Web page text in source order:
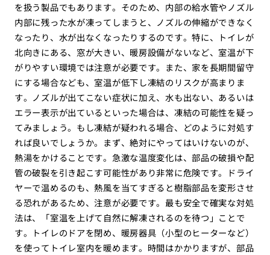
を扱う製品でもあります。そのため、内部の給水管やノズル
内部に残った水が凍ってしまうと、ノズルの伸縮ができなく
なったり、水が出なくなったりするのです。特に、トイレが
北向きにある、窓が大きい、暖房設備がないなど、室温が下
がりやすい環境では注意が必要です。また、家を長期間留守
にする場合なども、室温が低下し凍結のリスクが高まりま
す。ノズルが出てこない症状に加え、水も出ない、あるいは
エラー表示が出ているといった場合は、凍結の可能性を疑っ
てみましょう。もし凍結が疑われる場合、どのように対処す
れば良いでしょうか。まず、絶対にやってはいけないのが、
熱湯をかけることです。急激な温度変化は、部品の破損や配
管の破裂を引き起こす可能性があり非常に危険です。ドライ
ヤーで温めるのも、熱風を当てすぎると樹脂部品を変形させ
る恐れがあるため、注意が必要です。最も安全で確実な対処
法は、「室温を上げて自然に解凍されるのを待つ」ことで
す。トイレのドアを閉め、暖房器具（小型のヒーターなど）
を使ってトイレ室内を暖めます。時間はかかりますが、部品